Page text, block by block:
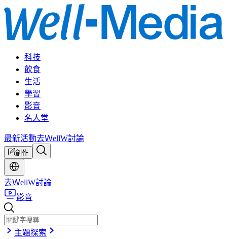
科技
飲食
生活
學習
影音
名人堂
最新活動去ＷellW討論
創作
去ＷellW討論
影音
主題探索